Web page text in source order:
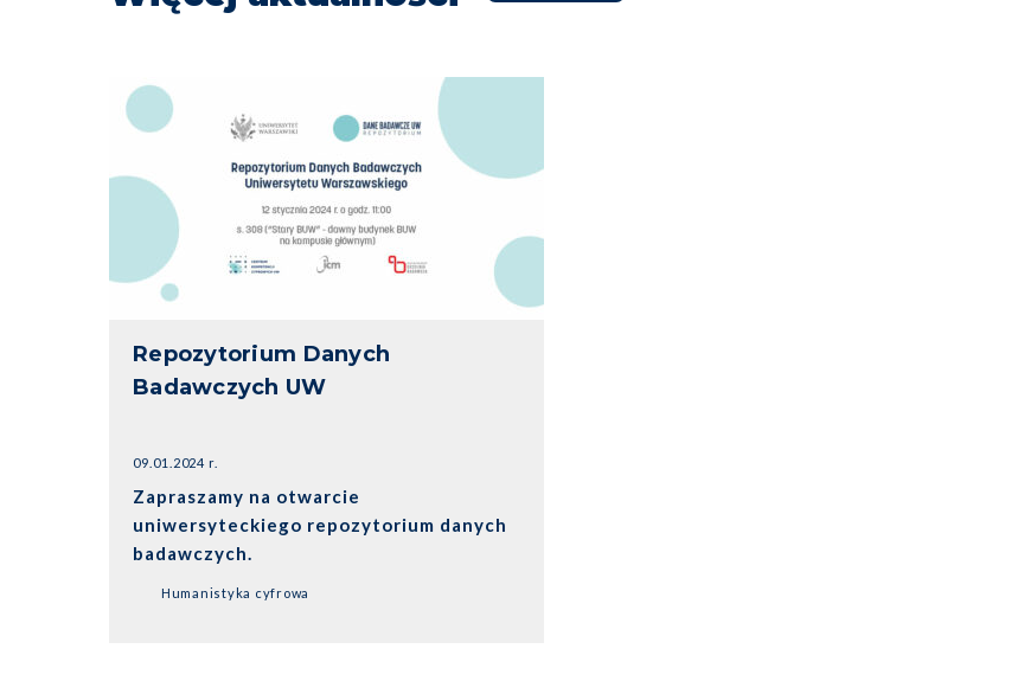
Repozytorium Danych
Badawczych UW
09.01.2024 r.
Zapraszamy na otwarcie
uniwersyteckiego repozytorium danych
badawczych.
Humanistyka cyfrowa